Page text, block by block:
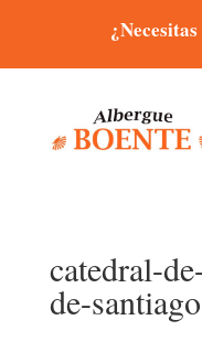
catedral-
de-santiago